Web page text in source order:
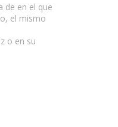
de en el que
el mismo
o en su